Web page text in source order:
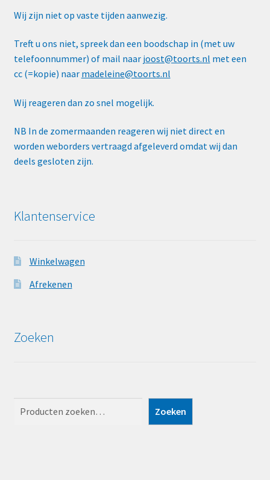
Wij zijn niet op vaste tijden aanwezig.
Treft u ons niet, spreek dan een boodschap in (met uw
telefoonnummer) of mail naar joost@toorts.nl met een
cc (=kopie) naar madeleine@toorts.nl
Wij reageren dan zo snel mogelijk.
NB In de zomermaanden reageren wij niet direct en
worden weborders vertraagd afgeleverd omdat wij dan
deels gesloten zijn.
Klantenservice
Winkelwagen
Afrekenen
Zoeken
Zoeken